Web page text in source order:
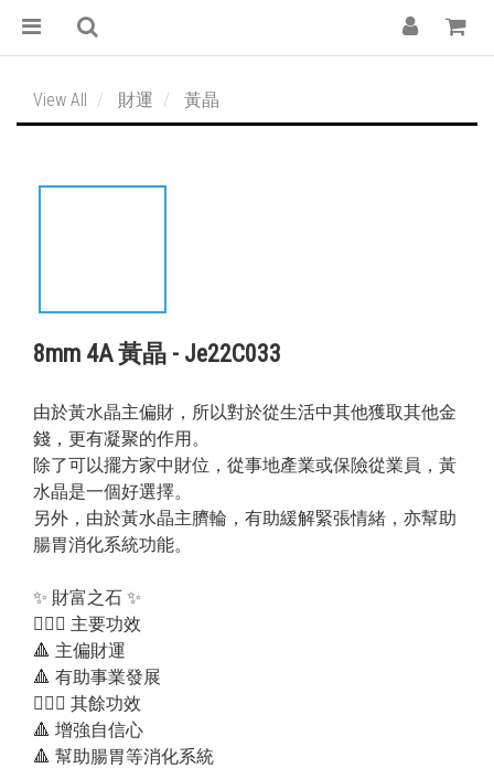
View All 財運 黃晶
8mm 4A 黃晶 - Je22C033
由於黃水晶主偏財，所以對於從生活中其他獲取其他金
錢，更有凝聚的作用。
除了可以擺方家中財位，從事地產業或保險從業員，黃
水晶是一個好選擇。
另外，由於黃水晶主臍輪，有助緩解緊張情緒，亦幫助
腸胃消化系統功能。
✨ 財富之石 ✨
💁🏻‍♀ 主要功效
🔺 主偏財運
🔺 有助事業發展
💁🏻‍♂ 其餘功效
🔺 增強自信心
🔺 幫助腸胃等消化系統